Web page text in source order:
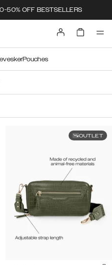
50% OFF BESTSELLERS
Pouches
OUTLET